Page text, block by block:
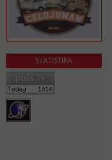
STATISTIKA